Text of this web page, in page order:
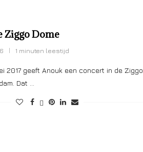
Ziggo Dome
1 minuten leestijd
2017 geeft Anouk een concert in de Ziggo
Dat …